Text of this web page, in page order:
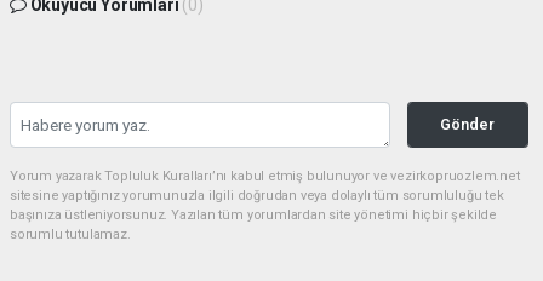
Okuyucu Yorumları (0)
Gönder
Yorum yazarak Topluluk Kuralları’nı kabul etmiş bulunuyor ve vezirkopruozlem.net
sitesine yaptığınız yorumunuzla ilgili doğrudan veya dolaylı tüm sorumluluğu tek
başınıza üstleniyorsunuz. Yazılan tüm yorumlardan site yönetimi hiçbir şekilde
sorumlu tutulamaz.